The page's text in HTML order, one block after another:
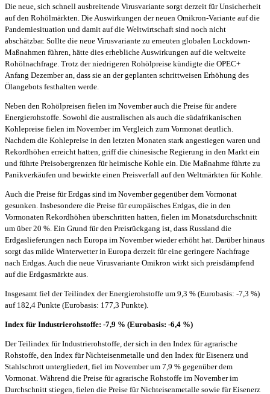
Die neue, sich schnell ausbreitende Virusvariante sorgt derzeit für Unsicherheit
auf den Rohölmärkten. Die Auswirkungen der neuen Omikron-Variante auf die
Pandemiesituation und damit auf die Weltwirtschaft sind noch nicht
abschätzbar. Sollte die neue Virusvariante zu erneuten globalen Lockdown-
Maßnahmen führen, hätte dies erhebliche Auswirkungen auf die weltweite
Rohölnachfrage. Trotz der niedrigeren Rohölpreise kündigte die OPEC+
Anfang Dezember an, dass sie an der geplanten schrittweisen Erhöhung des
Ölangebots festhalten werde.
Neben den Rohölpreisen fielen im November auch die Preise für andere
Energierohstoffe. Sowohl die australischen als auch die südafrikanischen
Kohlepreise fielen im November im Vergleich zum Vormonat deutlich.
Nachdem die Kohlepreise in den letzten Monaten stark angestiegen waren und
Rekordhöhen erreicht hatten, griff die chinesische Regierung in den Markt ein
und führte Preisobergrenzen für heimische Kohle ein. Die Maßnahme führte zu
Panikverkäufen und bewirkte einen Preisverfall auf den Weltmärkten für Kohle.
Auch die Preise für Erdgas sind im November gegenüber dem Vormonat
gesunken. Insbesondere die Preise für europäisches Erdgas, die in den
Vormonaten Rekordhöhen überschritten hatten, fielen im Monatsdurchschnitt
um über 20 %. Ein Grund für den Preisrückgang ist, dass Russland die
Erdgaslieferungen nach Europa im November wieder erhöht hat. Darüber hinaus
sorgt das milde Winterwetter in Europa derzeit für eine geringere Nachfrage
nach Erdgas. Auch die neue Virusvariante Omikron wirkt sich preisdämpfend
auf die Erdgasmärkte aus.
Insgesamt fiel der Teilindex der Energierohstoffe um 9,3 % (Eurobasis: -7,3 %)
auf 182,4 Punkte (Eurobasis: 177,3 Punkte).
Index für Industrierohstoffe: -7,9 % (Eurobasis: -6,4 %)
Der Teilindex für Industrierohstoffe, der sich in den Index für agrarische
Rohstoffe, den Index für Nichteisenmetalle und den Index für Eisenerz und
Stahlschrott untergliedert, fiel im November um 7,9 % gegenüber dem
Vormonat. Während die Preise für agrarische Rohstoffe im November im
Durchschnitt stiegen, fielen die Preise für Nichteisenmetalle sowie für Eisenerz